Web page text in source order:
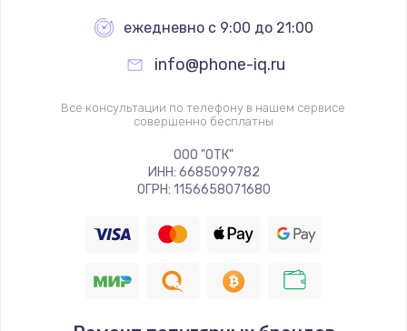
ежедневно с 9:00 до 21:00
info@phone-iq.ru
Все консультации по телефону в нашем сервисе
совершенно бесплатны
ООО "ОТК"
ИНН: 6685099782
ОГРН: 1156658071680